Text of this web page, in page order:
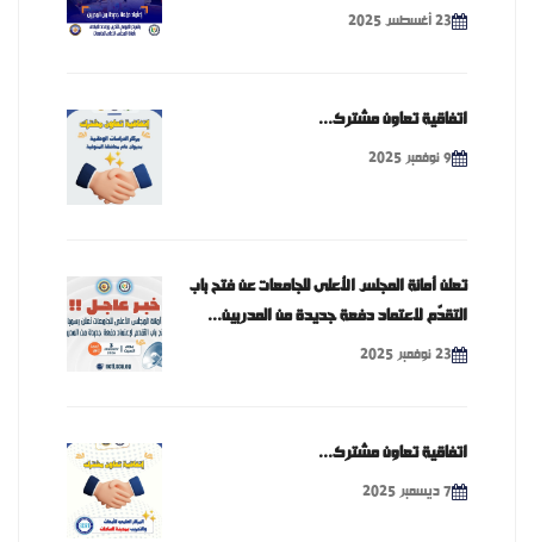
23 أغسطس 2025
اتفاقية تعاون مشترك...
9 نوفمبر 2025
تعلن أمانة المجلس الأعلى للجامعات عن فتح باب
التقدّم لاعتماد دفعة جديدة من المدربين...
23 نوفمبر 2025
اتفاقية تعاون مشترك...
7 ديسمبر 2025